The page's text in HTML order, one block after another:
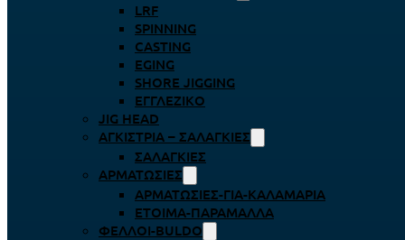
LRF
SPINNING
CASTING
EGING
SHORE JIGGING
ΕΓΓΛΈΖΙΚΟ
JIG HEAD
ΑΓΚΊΣΤΡΙΑ – ΣΑΛΑΓΚΙΈΣ
ΣΑΛΑΓΚΙΈΣ
ΑΡΜΑΤΩΣΙΈΣ
ΑΡΜΑΤΩΣΙΈΣ-ΓΙΑ-ΚΑΛΑΜΆΡΙΑ
ΈΤΟΙΜΑ-ΠΑΡΆΜΑΛΛΑ
ΦΕΛΛΟΊ-BULDO